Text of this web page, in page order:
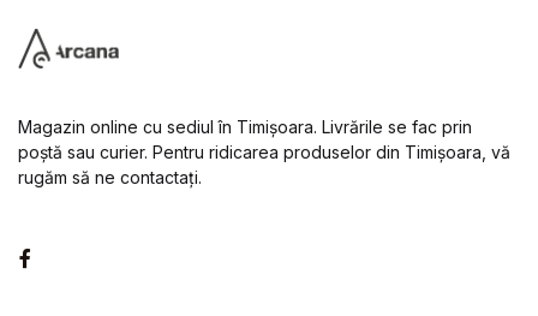
Magazin online cu sediul în Timișoara. Livrările se fac prin
poștă sau curier. Pentru ridicarea produselor din Timișoara, vă
rugăm să ne contactați.